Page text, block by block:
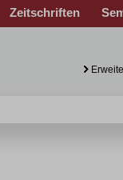
Zeitschriften